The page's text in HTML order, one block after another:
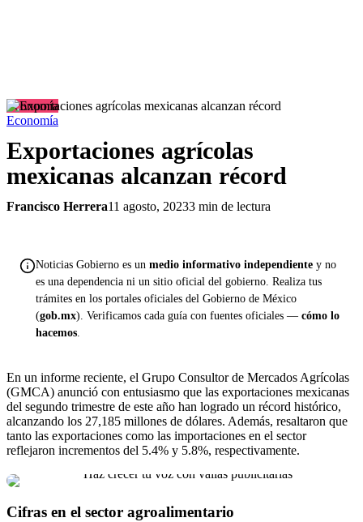
Economía
Economía
Exportaciones agrícolas
mexicanas alcanzan récord
Francisco Herrera11 agosto, 20233 min de lectura
Noticias Gobierno es un medio informativo independiente y no
es una dependencia ni un sitio oficial del gobierno. Realiza tus
trámites en los portales oficiales del Gobierno de México
(gob.mx). Verificamos cada guía con fuentes oficiales — cómo lo
hacemos.
En un informe reciente, el Grupo Consultor de Mercados Agrícolas
(GMCA) anunció con entusiasmo que las exportaciones mexicanas
del segundo trimestre de este año han logrado un récord histórico,
alcanzando los 27,185 millones de dólares. Además, resaltaron que
tanto las exportaciones como las importaciones en el sector
reflejaron incrementos del 5.4% y 5.8%, respectivamente.
Cifras en el sector agroalimentario